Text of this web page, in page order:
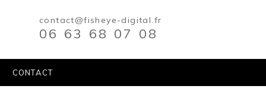
contact@fisheye-digital.fr
06 63 68 07 08
CONTACT